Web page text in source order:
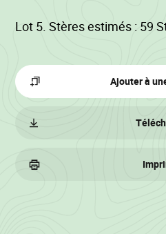
Lot 5. Stères estimés : 59
Ajouter à